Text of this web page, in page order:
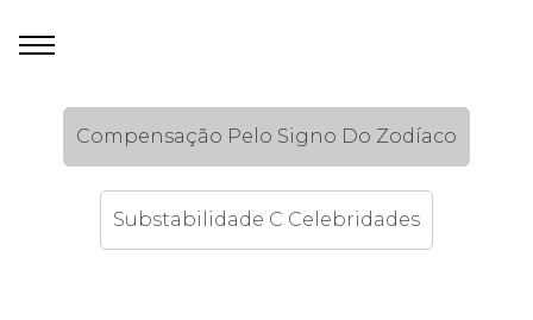
Compensação Pelo Signo Do Zodíaco
Substabilidade C Celebridades